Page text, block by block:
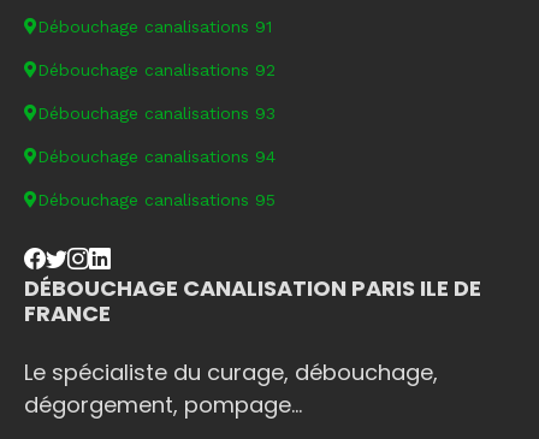
Débouchage canalisations 91
Débouchage canalisations 92
Débouchage canalisations 93
Débouchage canalisations 94
Débouchage canalisations 95
DÉBOUCHAGE CANALISATION PARIS ILE DE
FRANCE
Le spécialiste du curage, débouchage,
dégorgement, pompage...